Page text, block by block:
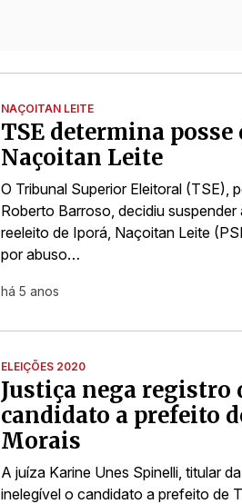
NAÇOITAN LEITE
TSE determina
Naçoitan Leite
O Tribunal Superior Eleitoral (TSE),
Roberto Barroso, decidiu
reeleito de Iporá, Naçoitan Leite
por abuso…
há 5 anos
ELEIÇÕES 2020
Justiça nega registro
candidato a prefeito
Morais
A juíza Karine Unes Spinelli, titular
inelegível o candidato a prefeito de